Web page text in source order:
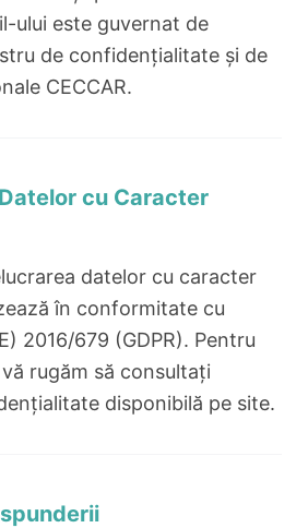
ului este guvernat de
de confidențialitate și de
CECCAR.
cu Caracter
datelor cu caracter
în conformitate cu
2016/679 (GDPR). Pentru
rugăm să consultați
disponibilă pe site.